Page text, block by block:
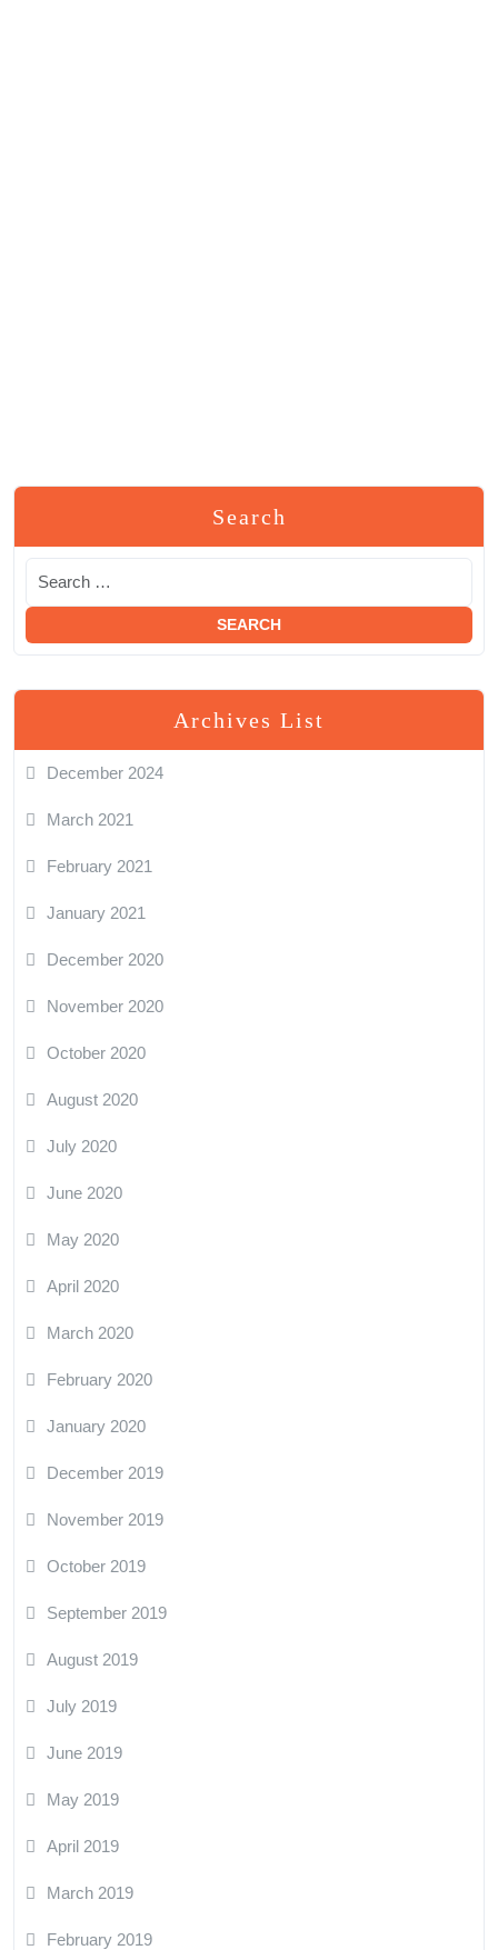
Search
Archives List
December 2024
March 2021
February 2021
January 2021
December 2020
November 2020
October 2020
August 2020
July 2020
June 2020
May 2020
April 2020
March 2020
February 2020
January 2020
December 2019
November 2019
October 2019
September 2019
August 2019
July 2019
June 2019
May 2019
April 2019
March 2019
February 2019